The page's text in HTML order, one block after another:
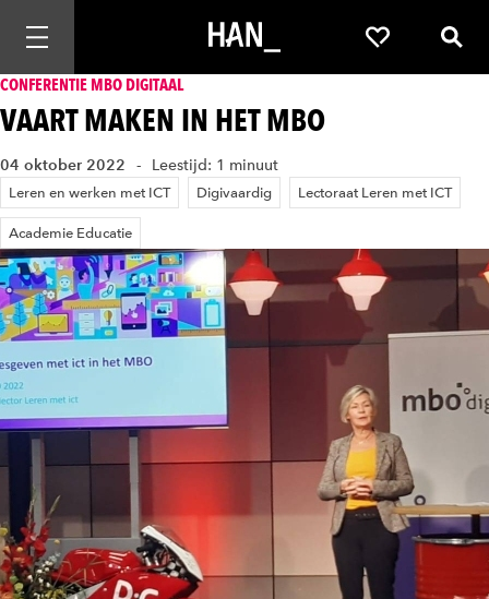
Mobiele navigatie openen Favorieten
CONFERENTIE MBO DIGITAAL
VAART MAKEN IN HET MBO
04 oktober 2022 Leestijd: 1 minuut
Leren en werken met ICT Digivaardig Lectoraat Leren met ICT
Academie Educatie